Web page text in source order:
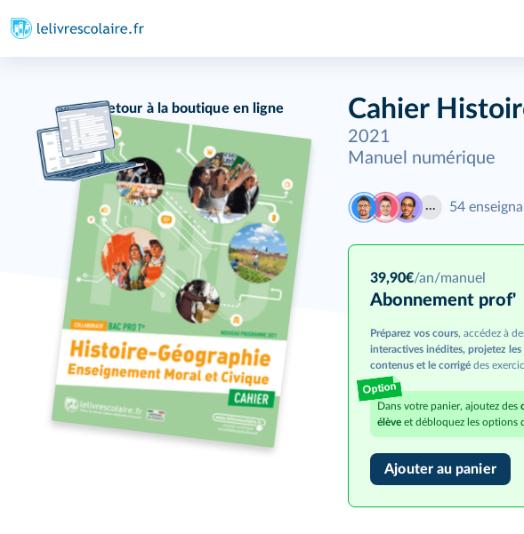
Retour à la boutique en ligne Cahier
2021
Manuel numérique
54
39,90€/an/manuel
Abonnement prof'
Préparez vos cours, accédez à
interactives inédites, projetez les
contenus et le corrigé des
Option
Dans votre panier, ajoutez des
élève et débloquez les options
Ajouter au panier